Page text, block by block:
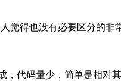
觉得也没有必要区分的非
，代码量少，简单是相